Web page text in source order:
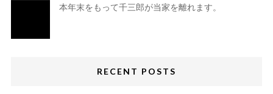
本年末をもって千三郎が当家を離れます。
RECENT POSTS